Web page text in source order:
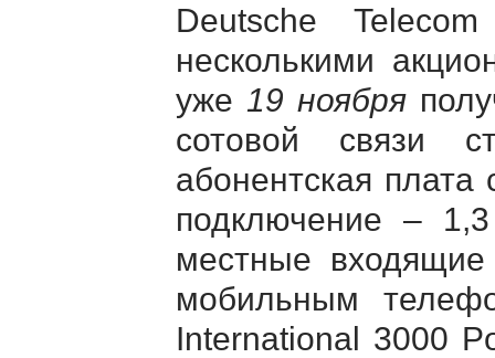
Deutsсhe
несколькими
уже 19 ноября
сотовой связи
абонентская
подключение –
местные
мобильным
International 3000